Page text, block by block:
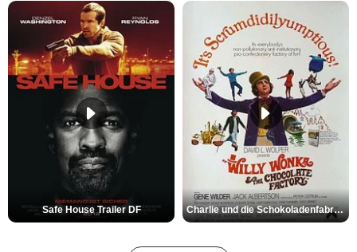
Safe House Trailer DF Charlie und die Schokoladenfabrik Trailer OV